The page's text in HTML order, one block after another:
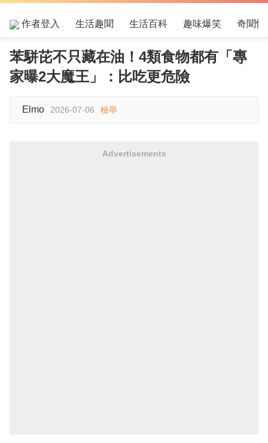
作者登入 生活趣聞 生活百科 趣味爆笑 奇聞怪
苯駢芘不只藏在油！4類食物都有「專
家曝2大魔王」：比吃更危險
Elmo 2026-07-06 檢舉
Advertisements